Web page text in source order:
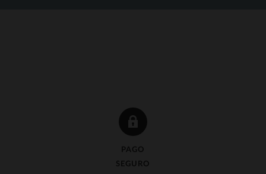
PAGO
SEGURO